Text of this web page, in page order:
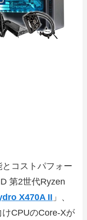
コストパフォー
第2世代Ryzen
X470A II 」、
CPUのCore-Xが